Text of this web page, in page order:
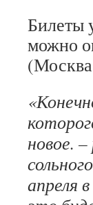
Билеты
можно
новое.
апреля